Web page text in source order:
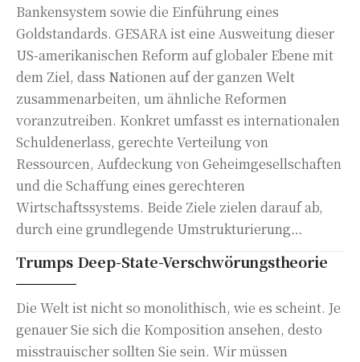
Bankensystem sowie die Einführung eines
Goldstandards. GESARA ist eine Ausweitung dieser
US-amerikanischen Reform auf globaler Ebene mit
dem Ziel, dass Nationen auf der ganzen Welt
zusammenarbeiten, um ähnliche Reformen
voranzutreiben. Konkret umfasst es internationalen
Schuldenerlass, gerechte Verteilung von
Ressourcen, Aufdeckung von Geheimgesellschaften
und die Schaffung eines gerechteren
Wirtschaftssystems. Beide Ziele zielen darauf ab,
durch eine grundlegende Umstrukturierung…
Trumps Deep-State-Verschwörungstheorie
Die Welt ist nicht so monolithisch, wie es scheint. Je
genauer Sie sich die Komposition ansehen, desto
misstrauischer sollten Sie sein. Wir müssen